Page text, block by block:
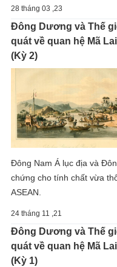
28 tháng 03 ,23
Đông Dương và Thế
quát về quan hệ Mã
(Kỳ 2)
Đông Nam Á lục địa và
chứng cho tính chất vừa
ASEAN.
24 tháng 11 ,21
Đông Dương và Thế
quát về quan hệ Mã
(Kỳ 1)